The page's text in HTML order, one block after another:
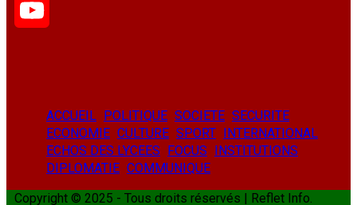
X
ACCUEIL POLITIQUE SOCIETE SECURITE
ECONOMIE CULTURE SPORT INTERNATIONAL
ECHOS DES LYCEES FOCUS INSTITUTIONS
DIPLOMATIE COMMUNIQUE
Copyright © 2025 - Tous droits réservés | Reflet Info.